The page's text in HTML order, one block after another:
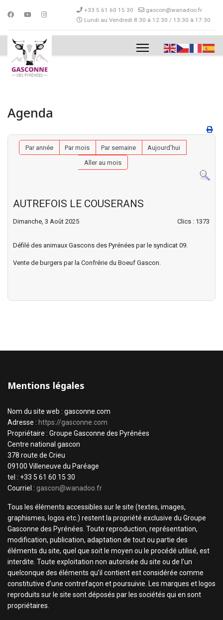
+33 5 61 60 15 30
gascon@wanadoo.fr
Lundi au Vendredi 8:30 à 12:30 / 13:30 à 17:30
Agenda
Par année Par mois Par semaine
Aujourd'hui
Aller au mois
AUTREFOIS LE COUSERANS
Dimanche, 3 Août 2025 Clics : 1373
Défilé des animaux Gascons des Pyrénées par le syndicat 09.
Vente de burgers par la Confrérie du Boeuf Gascon.
Mentions légales
Nom du site web : gasconne.com
Adresse : https://gasconne.com
Propriétaire : Groupe Gasconne des Pyrénées
Centre national gascon
378 route de Crieu
09100 Villeneuve du Paréage
tel : +33 5 61 60 15 30
Courriel : gascon@wanadoo.fr
Tous les éléments accessibles sur le site (textes, images,
graphismes, logos etc.) restent la propriété exclusive du Groupe
Gasconne des Pyrénées. Toute reproduction, représentation,
modification, publication, adaptation de tout ou partie des
éléments du site, quel que soit le moyen ou le procédé utilisé, est
interdite. Toute exploitation non autorisée du site ou de l’un
quelconque des éléments qu’il contient est considérée comme
constitutive d’une contrefaçon et poursuivie. Les marques et logos
reproduits sur le site sont déposés par les sociétés qui en sont
propriétaires.